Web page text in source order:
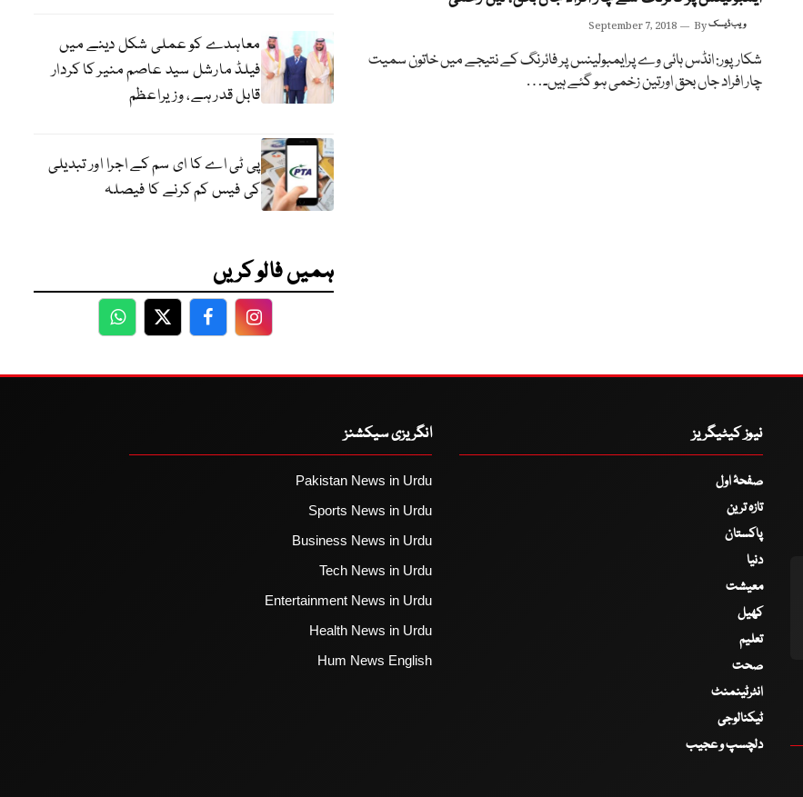
September 7, 2018 Byویب ڈیسک
شکارپور: انڈس ہائی وے پرایمبولینس پر فائرنگ کے نتیجے میں خاتون سمیت
چار افراد جاں بحق اورتین زخمی ہو گئے ہیں۔…
معاہدے کو عملی شکل دینے میں
فیلڈ مارشل سید عاصم منیر کا کردار
قابل قدر ہے، وزیراعظم
پی ٹی اے کا ای سم کے اجرا اور تبدیلی
کی فیس کم کرنے کا فیصلہ
ہمیں فالو کریں
WhatsApp
TwitterFacebookFacebook
نیوز کیٹیگریز
صفحۂ اول
تازہ ترین
پاکستان
دنیا
معیشت
کھیل
تعلیم
صحت
انٹرٹینمنٹ
ٹیکنالوجی
دلچسپ و عجیب
انگریزی سیکشنز
Pakistan News in Urdu
Sports News in Urdu
Business News in Urdu
Tech News in Urdu
Entertainment News in Urdu
Health News in Urdu
Hum News English